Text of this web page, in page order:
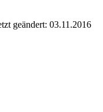
geändert: 03.11.2016